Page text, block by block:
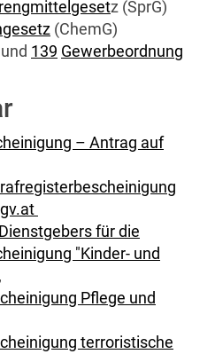
z (SprG)
(ChemG)
und 139 Gewerbeordnung
– Antrag auf
für die
"Kinder- und
Pflege und
terroristische